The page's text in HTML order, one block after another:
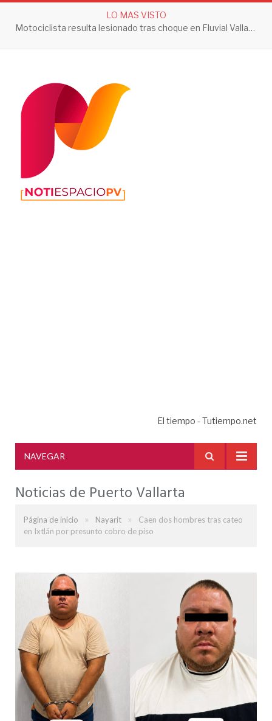
LO MAS VISTO
Motociclista resulta lesionado tras choque en Fluvial Vallarta
El tiempo - Tutiempo.net
NAVEGAR
Noticias de Puerto Vallarta
Página de inicio » Nayarit »
Caen dos hombres tras cateo
en Ixtlán por presunto cobro de piso